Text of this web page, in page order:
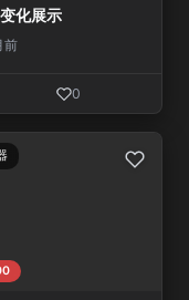
化展示
前
0